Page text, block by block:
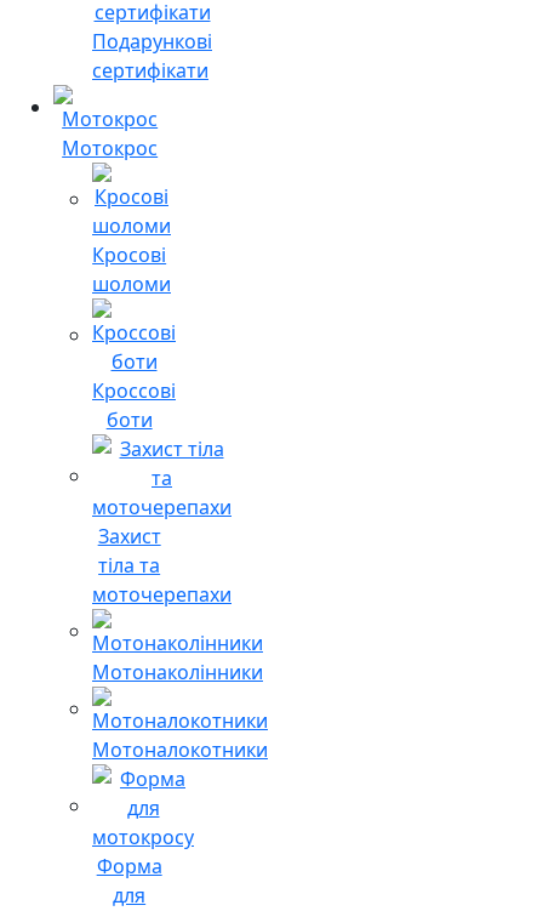
Подарункові
сертифікати
Мотокрос
Кросові
шоломи
Кроссові
боти
Захист
тіла та
моточерепахи
Мотонаколінники
Мотоналокотники
Форма
для